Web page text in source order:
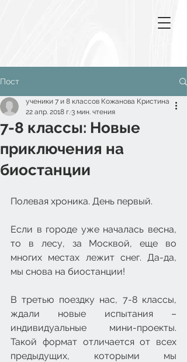
Пост
7-8 классы: Новые
приключения на
биостанции
ученики 7 и 8 классов Кожанова Кристина
22 апр. 2018 г.3 мин. чтения
Полевая хроника. День первый.
Если в городе уже началась весна,
то в лесу, за Москвой, еще во
многих местах лежит снег. Да-да,
мы снова на биостанции!
В третью поездку нас, 7-8 классы,
ждали новые испытания –
индивидуальные мини-проекты.
Такой формат отличается от всех
предыдущих, которыми мы